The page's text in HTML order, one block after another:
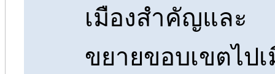
เมืองสำคัญและ
ขยายขอบเขตไป